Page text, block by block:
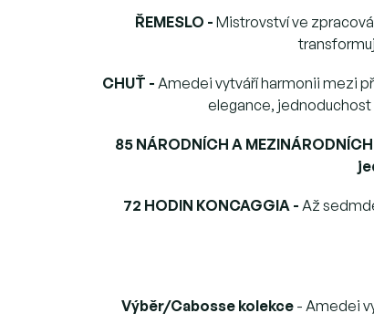
ŘEMESLO - Mistrovství ve
CHUŤ - Amedei vytváří harmonii mezi
elegance, jednoduchost
85 NÁRODNÍCH A
72 HODIN KONCAGGIA - Až
Výběr/Cabosse kolekce - Amedei